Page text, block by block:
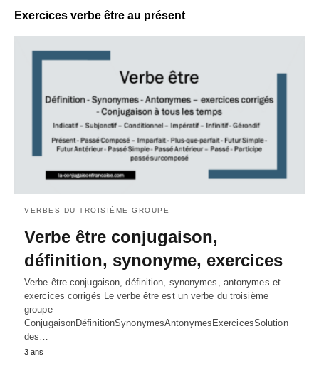
Exercices verbe être au présent
VERBES DU TROISIÈME GROUPE
Verbe être conjugaison,
définition, synonyme, exercices
Verbe être conjugaison, définition, synonymes, antonymes et
exercices corrigés Le verbe être est un verbe du troisième
groupe
ConjugaisonDéfinitionSynonymesAntonymesExercicesSolution
des…
3 ans